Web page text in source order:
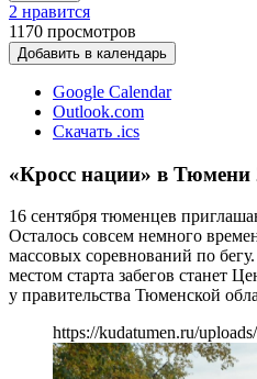
2 нравится
1170 просмотров
Добавить в календарь
Google Calendar
Outlook.com
Скачать .ics
«Кросс нации» в Тюмени
16 сентября тюменцев
Осталось совсем немного
массовых соревнований по
местом старта забегов станет
у правительства Тюменской
https://kudatumen.ru/